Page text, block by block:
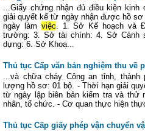
...Giấy chứng nhận đủ điều kiện
giải quyết kể từ ngày nhận được hồ
ngày làm việc. 1. Sở Kế hoạch và
trường: 3. Sở tài chính: 4. Sở Cảnh
dựng: 6. Sở Khoa...
Thủ tục Cấp văn bản nghiệm thu về
...và chữa cháy Công an tỉnh,
lượng hồ sơ: 01 bộ. - Thời hạn giải
từ ngày lập biên bản kiểm tra và thử
nhân, tổ chức. - Cơ quan thực hiện
Thủ tục Cấp giấy phép vận chuyển